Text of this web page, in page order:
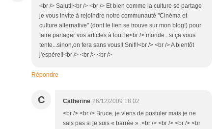
<br /> Salut!!<br /> <br /> Et bien comme la culture se partage
je vous invite à rejoindre notre communauté "Cinéma et
culture alternative" (dont le lien se trouve sur mon blog!) pour
faire partager vos articles à tout le<br /> monde...si ça vous
tente...sinon,on fera sans vous!! Snif!!<br /> <br /> A bientôt
j'espère!!<br /> <br /> <br />
Répondre
C Catherine 26/12/2009 18:02
<br /> <br /> Bruce, je viens de postuler mais je ne
sais pas si je suis « barrée » .<br /> <br /> <br /> <br